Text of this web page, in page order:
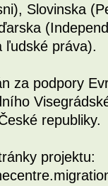
Slovinska
ľudské práva).
za podpory
republiky.
projektu: